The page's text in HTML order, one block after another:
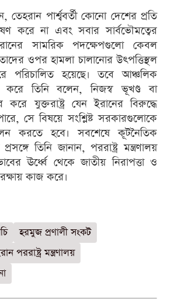
তেহরান পার্শ্ববর্তী কোনো দেশের প্রতি
করে না এবং সবার সার্বভৌমত্বের
সামরিক পদক্ষেপগুলো কেবল
ওপর হামলা চালানোর উৎপত্তিস্থল
পরিচালিত হয়েছে। তবে আঞ্চলিক
করে তিনি বলেন, নিজস্ব ভূখণ্ড বা
করে যুক্তরাষ্ট্র যেন ইরানের বিরুদ্ধে
সে বিষয়ে সংশ্লিষ্ট সরকারগুলোকে
করতে হবে। সবশেষে কূটনৈতিক
তিনি জানান, পররাষ্ট্র মন্ত্রণালয়
ঊর্ধ্বে থেকে জাতীয় নিরাপত্তা ও
রক্ষায় কাজ করে।
হরমুজ প্রণালী সংকট
পররাষ্ট্র মন্ত্রণালয়